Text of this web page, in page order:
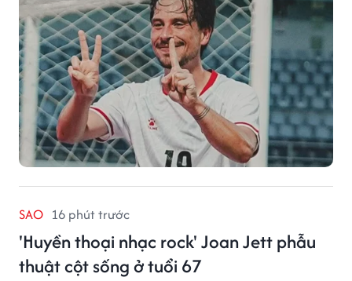
SAO 16 phút trước
'Huyền thoại nhạc rock' Joan Jett phẫu
thuật cột sống ở tuổi 67